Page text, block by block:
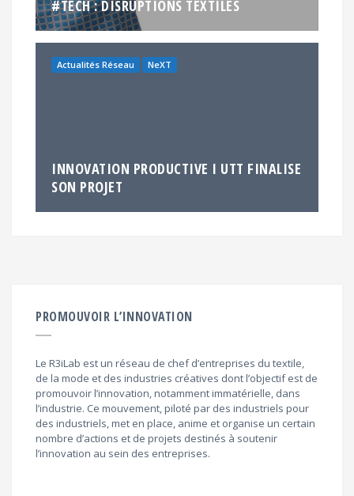
#TECH : DISRUPTIONS TEXTILES
Actualités Réseau NeXT
INNOVATION PRODUCTIVE I UTT FINALISE
SON PROJET
PROMOUVOIR L’INNOVATION
Le R3iLab est un réseau de chef d’entreprises du textile,
de la mode et des industries créatives dont l’objectif est de
promouvoir l’innovation, notamment immatérielle, dans
l’industrie. Ce mouvement, piloté par des industriels pour
des industriels, met en place, anime et organise un certain
nombre d’actions et de projets destinés à soutenir
l’innovation au sein des entreprises.